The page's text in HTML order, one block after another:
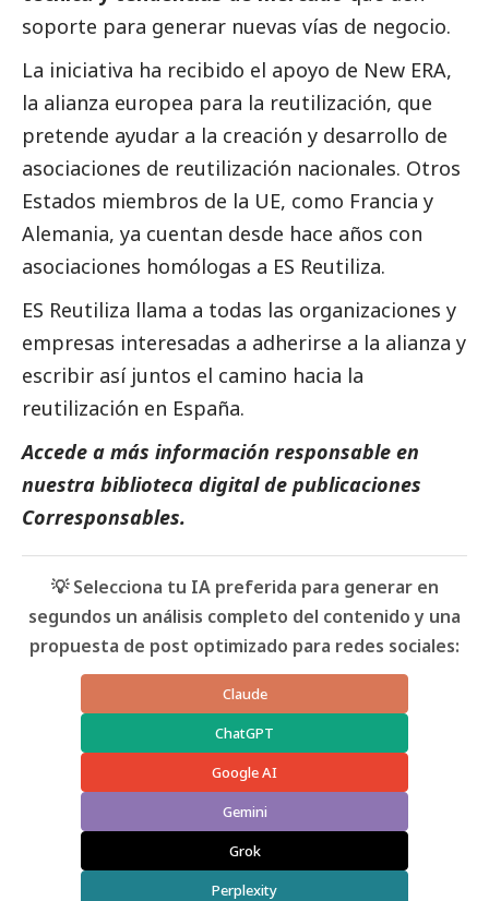
soporte para generar nuevas vías de negocio.
La iniciativa ha recibido el apoyo de New ERA,
la alianza europea para la reutilización, que
pretende ayudar a la creación y desarrollo de
asociaciones de reutilización nacionales. Otros
Estados miembros de la UE, como Francia y
Alemania, ya cuentan desde hace años con
asociaciones homólogas a ES Reutiliza.
ES Reutiliza llama a todas las organizaciones y
empresas interesadas a adherirse a la alianza y
escribir así juntos el camino hacia la
reutilización en España.
Accede a más información responsable en
nuestra biblioteca digital de publicaciones
Corresponsables.
💡 Selecciona tu IA preferida para generar en
segundos un análisis completo del contenido y una
propuesta de post optimizado para redes sociales:
Claude
ChatGPT
Google AI
Gemini
Grok
Perplexity